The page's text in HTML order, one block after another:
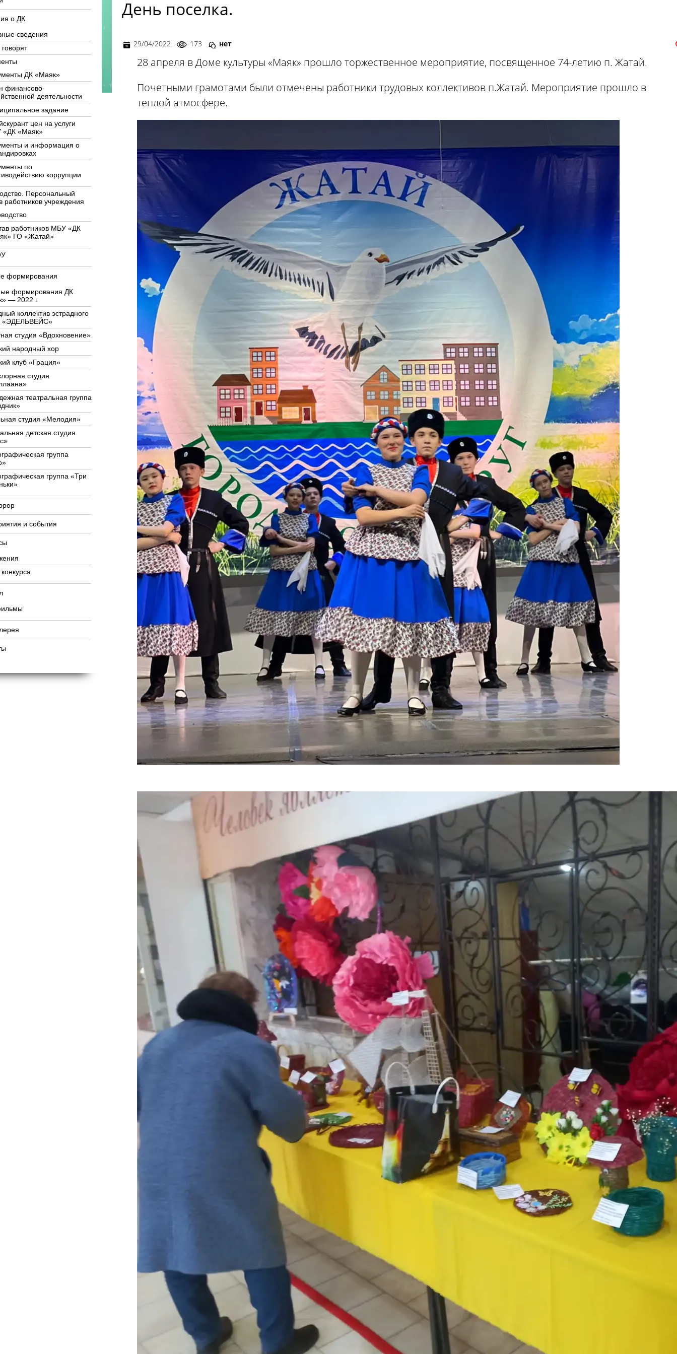
о ДК
сведения
ДК «Маяк»
финансово-
деятельности
задание
цен на услуги
«Маяк»
и информация о
по
коррупции
Персональный
работников учреждения
работников МБУ «ДК
ГО «Жатай»
формирования
формирования ДК
— 2022 г.
коллектив эстрадного
«ЭДЕЛЬВЕЙС»
студия «Вдохновение»
народный хор
клуб «Грация»
студия
театральная группа
студия «Мелодия»
детская студия
группа
группа «Три
и события
День поселка.
29/04/2022 173 нет
28 апреля в Доме культуры «Маяк» прошло торжественное мероприятие, посвященное 74-летию п. Жатай.
Почетными грамотами были отмечены работники трудовых коллективов п.Жатай. Мероприятие прошло в
теплой атмосфере.